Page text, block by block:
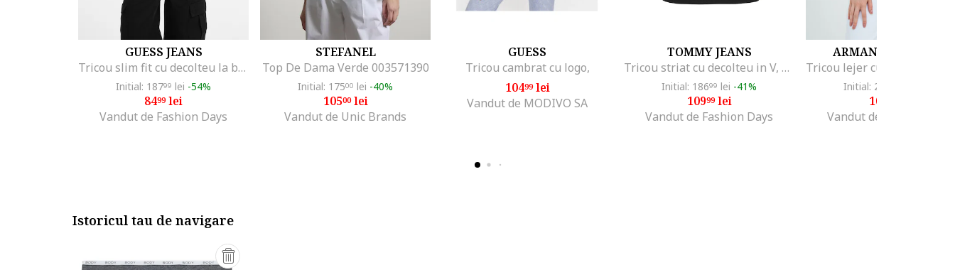
GUESS JEANS
Tricou slim fit cu decolteu la baza gatului, Alb/Negru/Rosu stins
Initial: 18799 lei -54%
8499lei
Vandut de Fashion Days
STEFANEL
Top De Dama Verde 003571390
Initial: 17500 lei -40%
10500lei
Vandut de Unic Brands
GUESS
Tricou cambrat cu logo,
10499lei
Vandut de MODIVO SA
TOMMY JEANS
Tricou striat cu decolteu in V, Negru
Initial: 18699 lei -41%
10999lei
Vandut de Fashion Days
ARMANI EXCHANGE
Initial: 297
109
Vandut de Fashion Days
Istoricul tau de navigare